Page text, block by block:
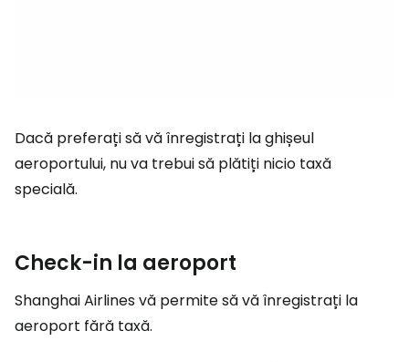
Dacă preferați să vă înregistrați la ghișeul
aeroportului, nu va trebui să plătiți nicio taxă
specială.
Check-in la aeroport
Shanghai Airlines vă permite să vă înregistrați la
aeroport fără taxă.